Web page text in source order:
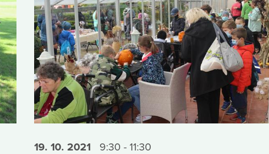
19. 10.2021 9:30 - 11:30